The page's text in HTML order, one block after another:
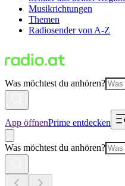
Musikrichtungen
Themen
Radiosender von A-Z
Was möchtest du anhören?
App öffnenPrime entdecken
Was möchtest du anhören?